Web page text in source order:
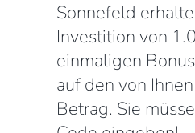
Sonnefeld
Investition von
einmaligen
auf den von
Betrag. Sie